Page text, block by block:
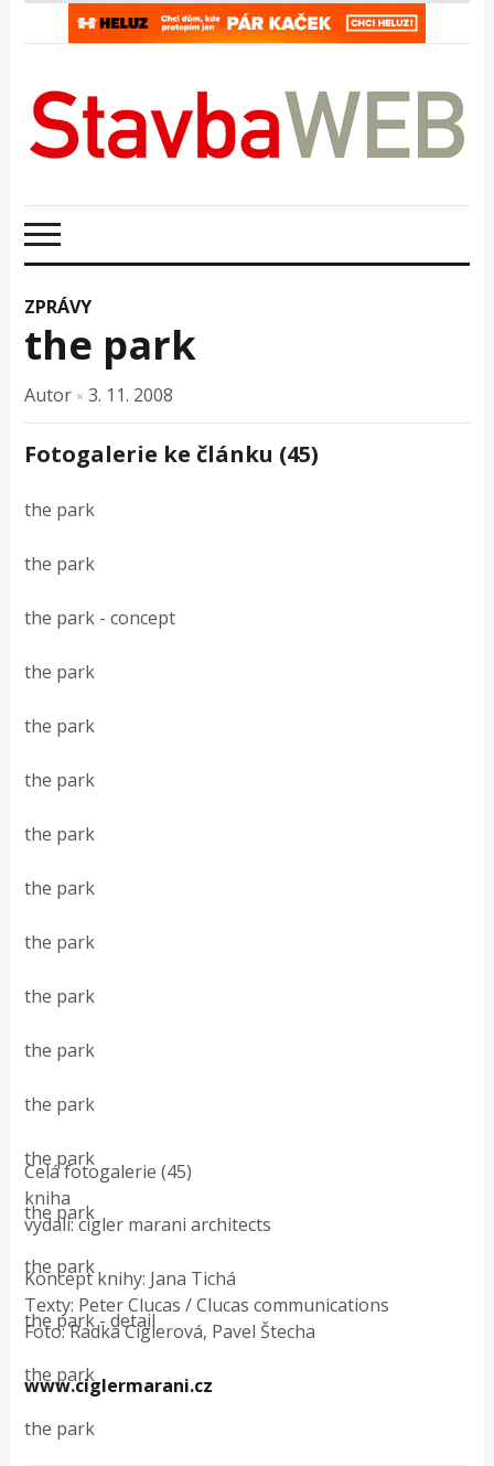
ZPRÁVY
the park
Autor × 3. 11. 2008
Fotogalerie ke článku (45)
the park
the park
the park - concept
the park
the park
the park
the park
the park
the park
the park
the park
the park
the park
the park
the park
the park - detail
the park
the park
Celá fotogalerie (45)
kniha
vydali: cigler marani architects
Koncept knihy: Jana Tichá
Texty: Peter Clucas / Clucas communications
Foto: Radka Ciglerová, Pavel Štecha
www.ciglermarani.cz